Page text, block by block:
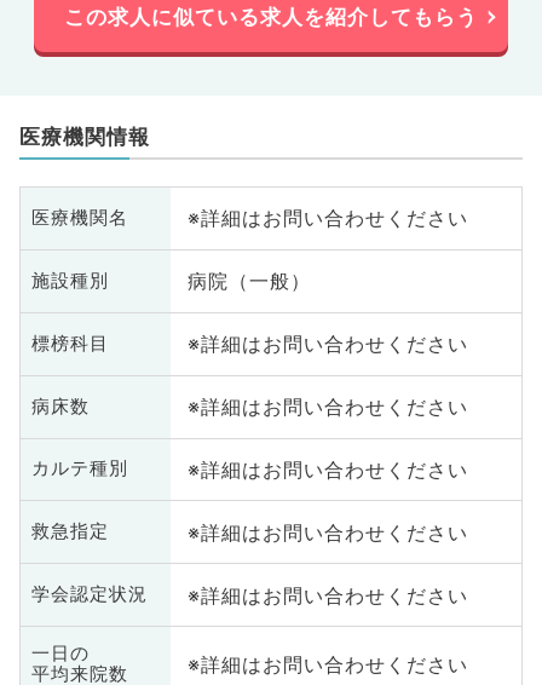
この求人に似ている求人を紹介してもらう
医療機関情報
医療機関名 ※詳細はお問い合わせください
施設種別 病院（一般）
標榜科目 ※詳細はお問い合わせください
病床数 ※詳細はお問い合わせください
カルテ種別 ※詳細はお問い合わせください
救急指定 ※詳細はお問い合わせください
学会認定状況 ※詳細はお問い合わせください
一日の
平均来院数
※詳細はお問い合わせください